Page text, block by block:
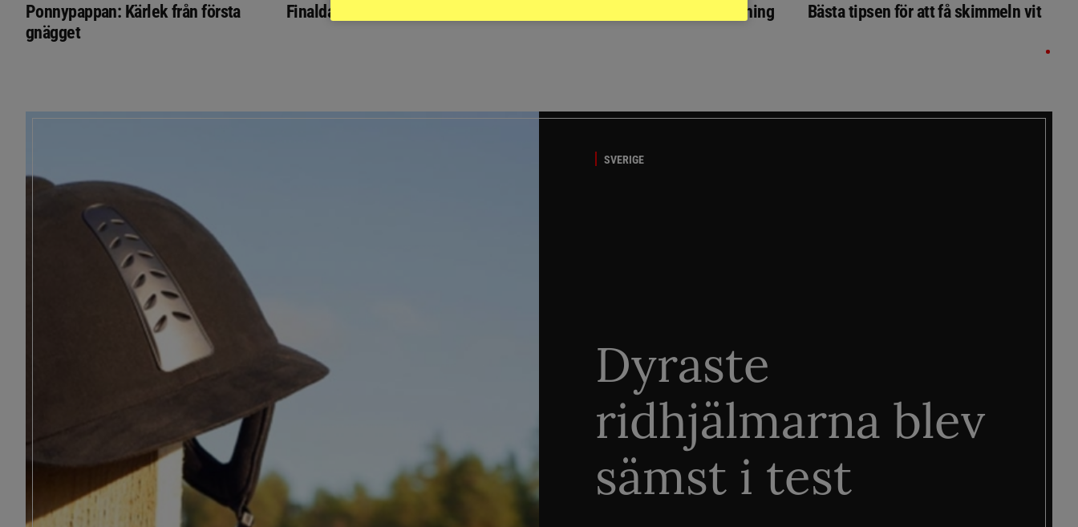
Ponnypappan: Kärlek från första
gnägget
Finaldag med jubileumsutställning Så gick det på helgens utställning Bästa tipsen för att få skimmeln vit
SVERIGE
Dyraste
ridhjälmarna blev
sämst i test